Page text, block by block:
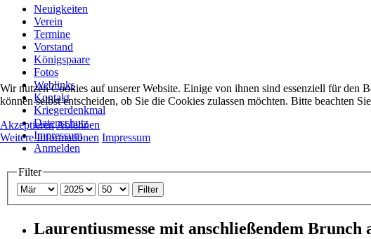
Neuigkeiten
Verein
Termine
Vorstand
Königspaare
Fotos
Weblinks
Kontakt
Kriegerdenkmal
Datenschutz
Impressum
Anmelden
Filter
Filter
Laurentiusmesse mit anschließendem Brunch
Wir nutzen Cookies auf unserer Website. Einige von ihnen sind essenziell für den
können selbst entscheiden, ob Sie die Cookies zulassen möchten. Bitte beachten
AkzeptierenAblehnen
Weitere Informationen Impressum